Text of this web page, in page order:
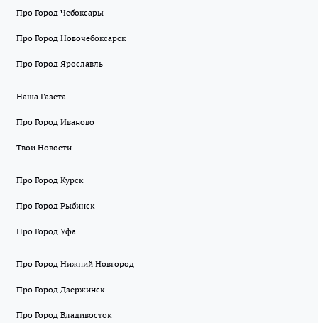
Про Город Чебоксары
Про Город Новочебоксарск
Про Город Ярославль
Наша Газета
Про Город Иваново
Твои Новости
Про Город Курск
Про Город Рыбинск
Про Город Уфа
Про Город Нижний Новгород
Про Город Дзержинск
Про Город Владивосток